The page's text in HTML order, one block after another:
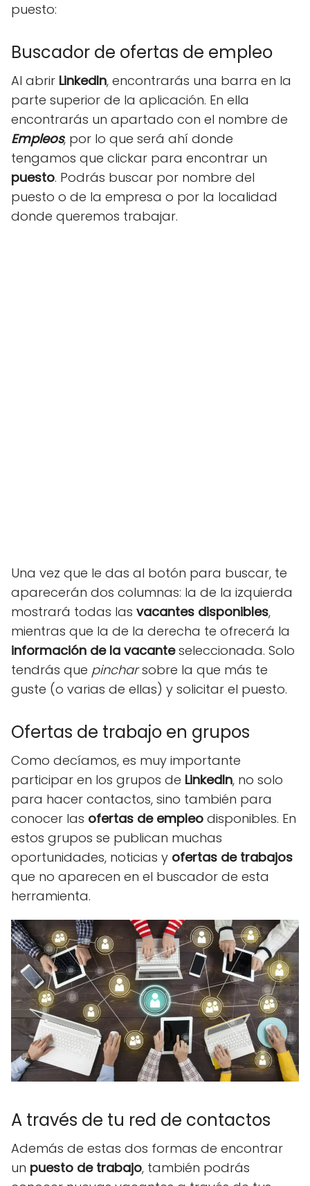
puesto:
Buscador de ofertas de empleo
Al abrir LinkedIn, encontrarás una barra en la
parte superior de la aplicación. En ella
encontrarás un apartado con el nombre de
Empleos, por lo que será ahí donde
tengamos que clickar para encontrar un
puesto. Podrás buscar por nombre del
puesto o de la empresa o por la localidad
donde queremos trabajar.
Una vez que le das al botón para buscar, te
aparecerán dos columnas: la de la izquierda
mostrará todas las vacantes disponibles,
mientras que la de la derecha te ofrecerá la
información de la vacanteseleccionada. Solo
tendrás que pincharsobre la que más te
guste (o varias de ellas) y solicitar el puesto.
Ofertas de trabajo en grupos
Como decíamos, es muy importante
participar en los grupos de LinkedIn, no solo
para hacer contactos, sino también para
conocer las ofertas de empleo disponibles. En
estos grupos se publican muchas
oportunidades, noticias y ofertas de trabajos
que no aparecen en el buscador de esta
herramienta.
A través de tu red de contactos
Además de estas dos formas de encontrar
un puesto de trabajo, también podrás